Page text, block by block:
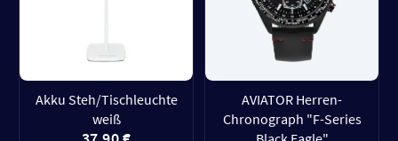
Akku Steh/Tischleuchte
weiß
AVIATOR Herren-
Chronograph "F-Series